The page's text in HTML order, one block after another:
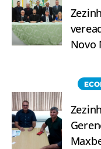
Novo